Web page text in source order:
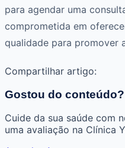
para agendar uma
comprometida em
qualidade para promover
Compartilhar artigo:
Gostou do conteúdo?
Cuide da sua saúde com
uma avaliação na Clínica